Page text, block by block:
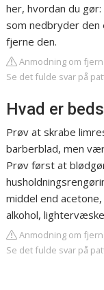
her, hvordan du
som nedbryder
fjerne den.
Anmodning om
Se det fulde svar på
Hvad er
Prøv at skrabe
barberblad, men
Prøv først at
middel end
alkohol,
Anmodning om
Se det fulde svar på